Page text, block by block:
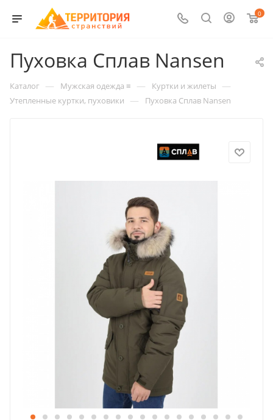
0
Пуховка Сплав Nansen
Каталог — Мужская одежда ≡ — Куртки и жилеты —
Утепленные куртки, пуховики — Пуховка Сплав Nansen